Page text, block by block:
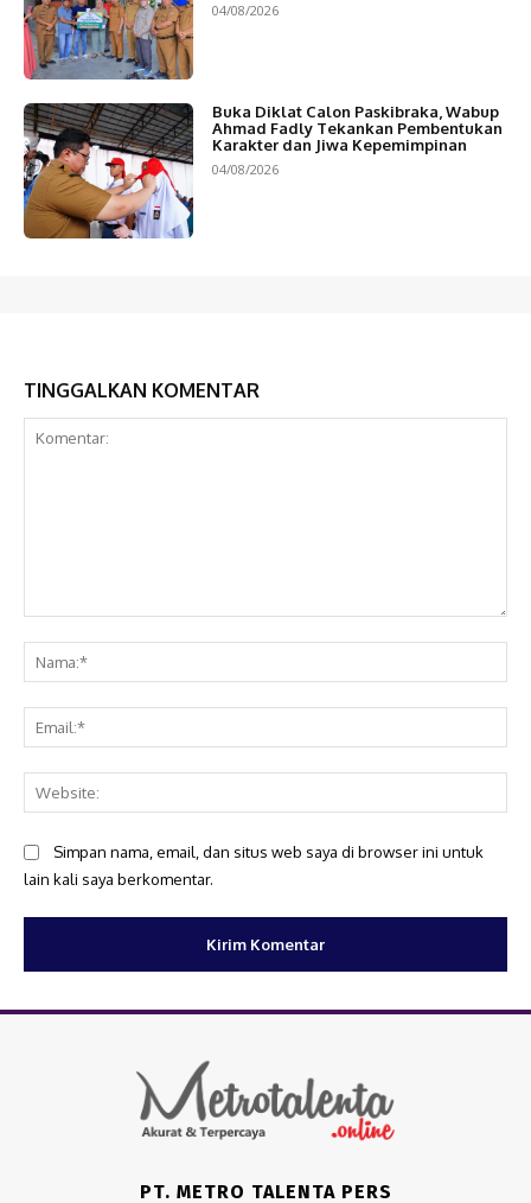
04/08/2026
Buka Diklat Calon Paskibraka, Wabup
Ahmad Fadly Tekankan Pembentukan
Karakter dan Jiwa Kepemimpinan
04/08/2026
TINGGALKAN KOMENTAR
Simpan nama, email, dan situs web saya di browser ini untuk
lain kali saya berkomentar.
PT. METRO TALENTA PERS